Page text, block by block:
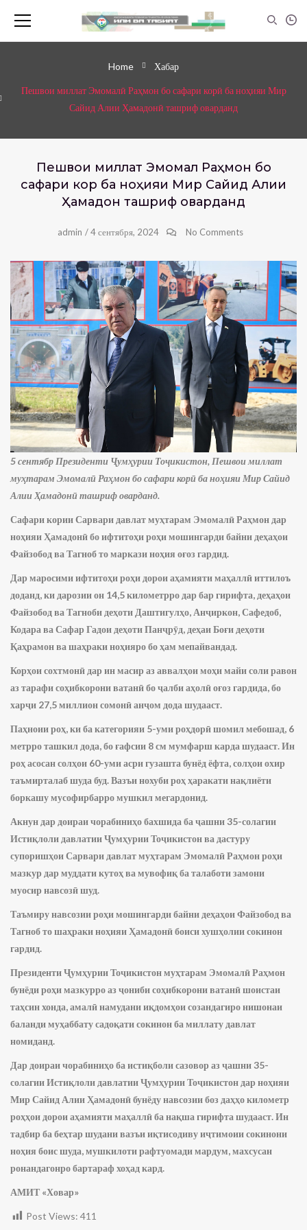
Home Хабар
Пешвои миллат Эмомалӣ Раҳмон бо сафари корӣ ба ноҳияи Мир
Сайид Алии Ҳамадонӣ ташриф оварданд
Пешвои миллат Эмомалӣ Раҳмон бо
сафари корӣ ба ноҳияи Мир Сайид Алии
Ҳамадонӣ ташриф оварданд
admin /4 сентября, 2024 No Comments
5 сентябр Президенти Ҷумҳурии Тоҷикистон, Пешвои миллат
муҳтарам Эмомалӣ Раҳмон бо сафари корӣ ба ноҳияи Мир Сайид
Алии Ҳамадонӣ ташриф оварданд.
Сафари кории Сарвари давлат муҳтарам Эмомалӣ Раҳмон дар
ноҳияи Ҳамадонӣ бо ифтитоҳи роҳи мошингарди байни деҳаҳои
Файзобод ва Тагноб то маркази ноҳия оғоз гардид.
Дар маросими ифтитоҳи роҳи дорои аҳамияти маҳаллӣ иттилоъ
доданд, ки дарозии он 14,5 километрро дар бар гирифта, деҳаҳои
Файзобод ва Тагноби деҳоти Даштигулҳо, Анҷиркон, Сафедоб,
Кодара ва Сафар Гадои деҳоти Панҷрӯд, деҳаи Боғи деҳоти
Қаҳрамон ва шаҳраки ноҳияро бо ҳам мепайвандад.
Корҳои сохтмонӣ дар ин масир аз аввалҳои моҳи майи соли равон
аз тарафи соҳибкорони ватанӣ бо ҷалби аҳолӣ оғоз гардида, бо
харҷи 27,5 миллион сомонӣ анҷом дода шудааст.
Паҳноии роҳ, ки ба категорияи 5-уми роҳдорӣ шомил мебошад, 6
метрро ташкил дода, бо ғафсии 8 см мумфарш карда шудааст. Ин
роҳ асосан солҳои 60-уми асри гузашта бунёд ёфта, солҳои охир
таъмирталаб шуда буд. Вазъи нохуби роҳ ҳаракати нақлиёти
боркашу мусофирбарро мушкил мегардонид.
Акнун дар доираи чорабиниҳо бахшида ба ҷашни 35-солагии
Истиқлоли давлатии Ҷумҳурии Тоҷикистон ва дастуру
супоришҳои Сарвари давлат муҳтарам Эмомалӣ Раҳмон роҳи
мазкур дар муддати кутоҳ ва мувофиқ ба талаботи замони
муосир навсозӣ шуд.
Таъмиру навсозии роҳи мошингарди байни деҳаҳои Файзобод ва
Тагноб то шаҳраки ноҳияи Ҳамадонӣ боиси хушҳолии сокинон
гардид.
Президенти Ҷумҳурии Тоҷикистон муҳтарам Эмомалӣ Раҳмон
бунёди роҳи мазкурро аз ҷониби соҳибкорони ватанӣ шоистаи
таҳсин хонда, амалӣ намудани иқдомҳои созандагиро нишонаи
баланди муҳаббату садоқати сокинон ба миллату давлат
номиданд.
Дар доираи чорабиниҳо ба истиқболи сазовор аз ҷашни 35-
солагии Истиқлоли давлатии Ҷумҳурии Тоҷикистон дар ноҳияи
Мир Сайид Алии Ҳамадонӣ бунёду навсозии боз даҳҳо километр
роҳҳои дорои аҳамияти маҳаллӣ ба нақша гирифта шудааст. Ин
тадбир ба беҳтар шудани вазъи иқтисодиву иҷтимоии сокинони
ноҳия боис шуда, мушкилоти рафтуомади мардум, махсусан
ронандагонро бартараф хоҳад кард.
АМИТ «Ховар»
Post Views: 411